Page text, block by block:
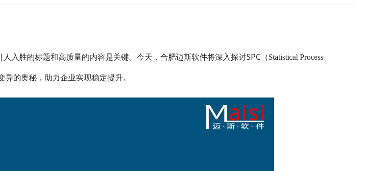
入胜的标题和高质量的内容是关键。今天，合肥迈斯软件将深入探讨SPC （Statistical Process
的奥秘，助力企业实现稳定提升。